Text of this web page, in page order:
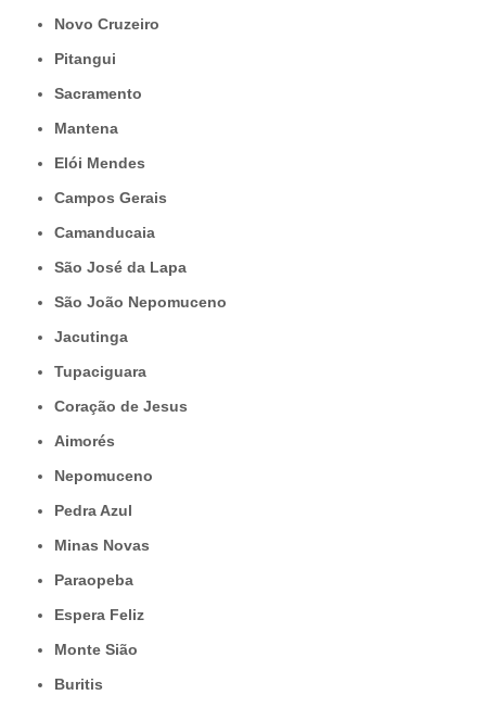
Novo Cruzeiro
Pitangui
Sacramento
Mantena
Elói Mendes
Campos Gerais
Camanducaia
São José da Lapa
São João Nepomuceno
Jacutinga
Tupaciguara
Coração de Jesus
Aimorés
Nepomuceno
Pedra Azul
Minas Novas
Paraopeba
Espera Feliz
Monte Sião
Buritis